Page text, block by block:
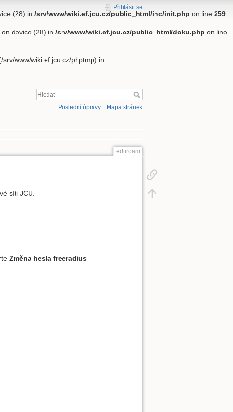
(28) in /srv/www/wiki.ef.jcu.cz/public_html/inc/init.php on line 259
device (28) in /srv/www/wiki.ef.jcu.cz/public_html/doku.php on line
www/wiki.ef.jcu.cz/phptmp) in
Přihlásit se
Poslední úpravy Mapa stránek
eduroam
síti JCU.
Změna hesla freeradius